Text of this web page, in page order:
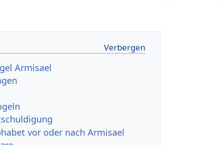
Armisael
vor oder nach Armisael